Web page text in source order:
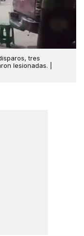
tres
lesionadas. |